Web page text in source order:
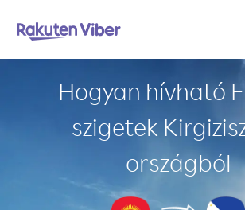
Hogyan hívható
szigetek
országból